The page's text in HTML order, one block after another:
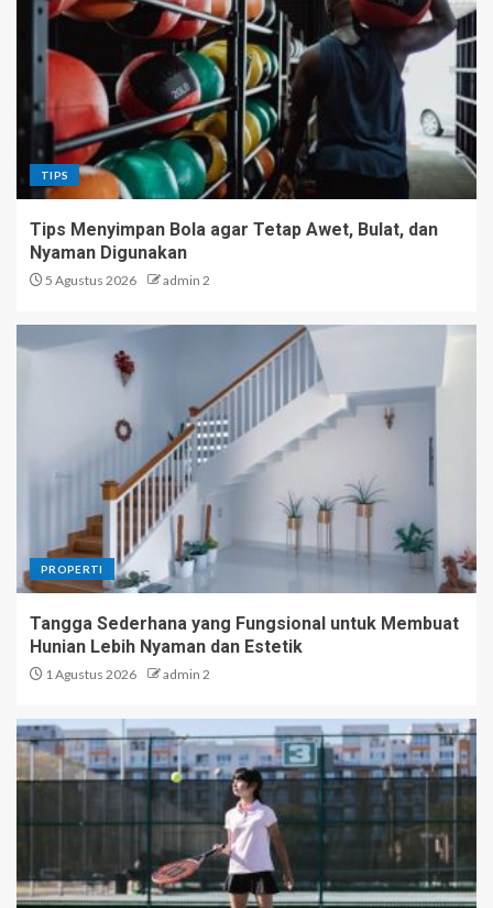
TIPS
Tips Menyimpan Bola agar Tetap Awet, Bulat, dan
Nyaman Digunakan
5 Agustus 2026 admin 2
PROPERTI
Tangga Sederhana yang Fungsional untuk Membuat
Hunian Lebih Nyaman dan Estetik
1 Agustus 2026 admin 2